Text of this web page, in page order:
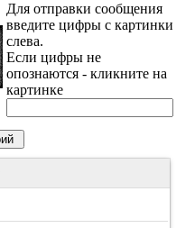
Для отправки сообщения
введите цифры с картинки
слева.
Если цифры не
опознаются - кликните на
картинке